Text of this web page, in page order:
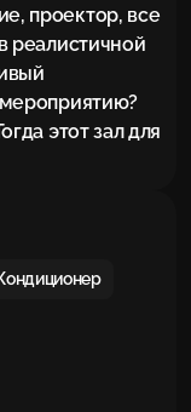
проектор, все
реалистичной
этот зал для